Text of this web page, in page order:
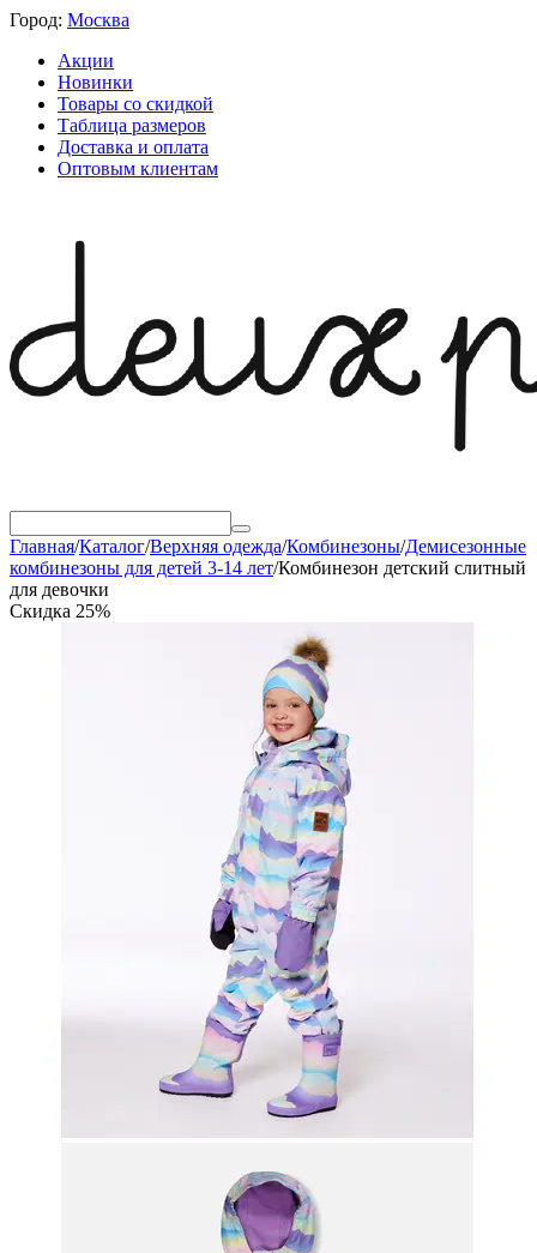
Город: Москва
Акции
Новинки
Товары со скидкой
Таблица размеров
Доставка и оплата
Оптовым клиентам
Главная/Каталог/Верхняя одежда/Комбинезоны/Демисезонные
комбинезоны для детей 3-14 лет/Комбинезон детский слитный
для девочки
Скидка 25%